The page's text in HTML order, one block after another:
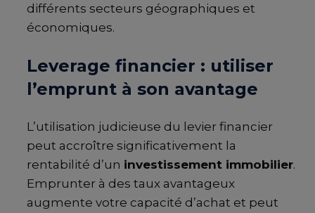
différents secteurs géographiques et
économiques.
Leverage financier : utiliser
l’emprunt à son avantage
L’utilisation judicieuse du levier financier
peut accroître significativement la
rentabilité d’un investissement immobilier.
Emprunter à des taux avantageux
augmente votre capacité d’achat et peut